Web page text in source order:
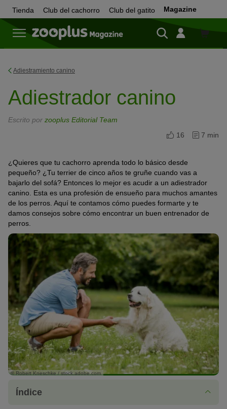
Tienda Club del cachorro Club del gatito Magazine
Tienda
Adiestramiento canino
Adiestrador canino
Escrito por zooplus Editorial Team
16
7 min
¿Quieres que tu cachorro aprenda todo lo básico desde
pequeño? ¿Tu terrier de cinco años te gruñe cuando vas a
bajarlo del sofá? Entonces lo mejor es acudir a un adiestrador
canino. Esta es una profesión de ensueño para muchos amantes
de los perros. Aquí te contamos cómo puedes formarte y te
damos consejos sobre cómo encontrar un buen entrenador de
perros.
© Robert Kneschke / stock.adobe.com
Índice